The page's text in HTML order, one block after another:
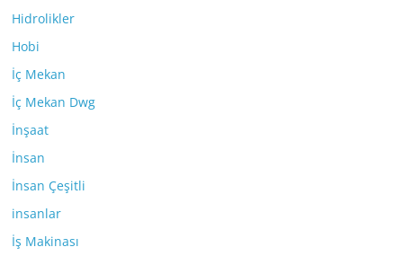
Hidrolikler
Hobi
İç Mekan
İç Mekan Dwg
İnşaat
İnsan
İnsan Çeşitli
insanlar
İş Makinası